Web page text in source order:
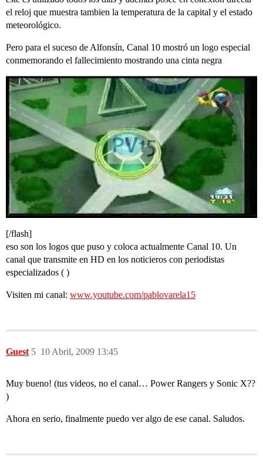
el reloj que muestra tambien la temperatura de la capital y el estado
meteorológico.
Pero para el suceso de Alfonsín, Canal 10 mostró un logo especial
conmemorando el fallecimiento mostrando una cinta negra
[/flash]
eso son los logos que puso y coloca actualmente Canal 10. Un
canal que transmite en HD en los noticieros con periodistas
especializados ( )
Visiten mi canal: www.youtube.com/pablovarela15
Guest 10 Abril, 2009 13:45
5
Muy bueno! (tus videos, no el canal… Power Rangers y Sonic X??
)
Ahora en serio, finalmente puedo ver algo de ese canal. Saludos.